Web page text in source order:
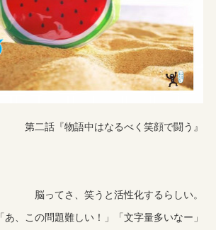
第二話『物語中はなるべく笑顔で闘う』
脳ってさ、笑うと活性化するらしい。
「あ、この問題難しい！」「文字量多いなー」